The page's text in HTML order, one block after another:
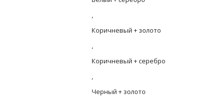
,
Коричневый + золото
,
Коричневый + серебро
,
Черный + золото